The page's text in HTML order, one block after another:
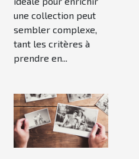
votre collection
unique ?
une collection peut
sembler complexe,
tant les critères à
prendre en...